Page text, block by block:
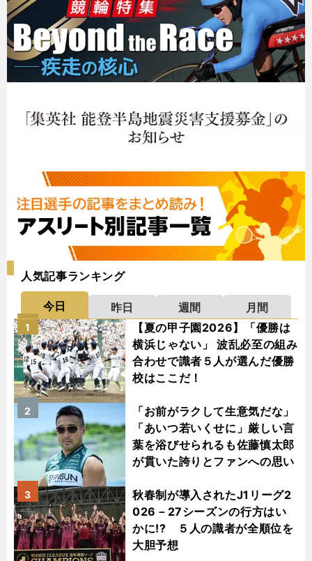
人気記事ランキング
今日 昨日 週間
月間
【夏の甲子園2026】「優勝は
横浜じゃない」 波乱必至の組み
合わせで識者５人が選んだ優勝
校はここだ！
1
「お前がラクして生意気だな」
「あいつ若いくせに」厳しい言
葉を浴びせられるも佐藤慎太郎
が貫いた誇りとファンへの思い
2
秋春制が導入されたJ1リーグ2
026－27シーズンの行方はい
かに!? ５人の識者が全順位を
大胆予想
3